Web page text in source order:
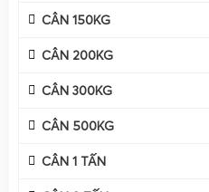
CÂN 150KG
CÂN 200KG
CÂN 300KG
CÂN 500KG
CÂN 1 TẤN